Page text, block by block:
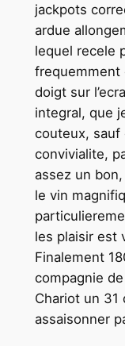
jackpots
ardue
lequel recele
frequemment
doigt sur
integral, que
couteux, sauf
convivialite,
assez un
le vin
les plaisir est
Finalement
compagnie
Chariot un 31
assaisonner